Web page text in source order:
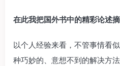
在此我把国外书中的精彩论述
以个人经验来看，不管事情看
种巧妙的、意想不到的解决方法